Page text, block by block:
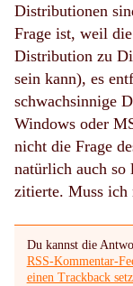
Distributionen
Frage ist, weil
Distribution zu
sein kann), es
schwachsinnige
Windows oder
nicht die Frage
natürlich auch so
zitierte. Muss ich
Du kannst die
RSS-Kommentar-
einen Trackback